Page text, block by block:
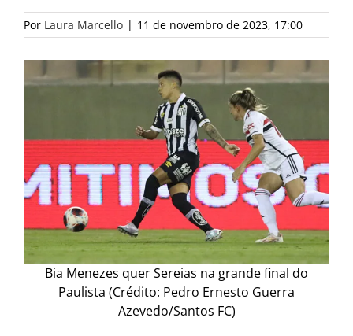
Por Laura Marcello | 11 de novembro de 2023, 17:00
Bia Menezes quer Sereias na grande final do
Paulista (Crédito: Pedro Ernesto Guerra
Azevedo/Santos FC)